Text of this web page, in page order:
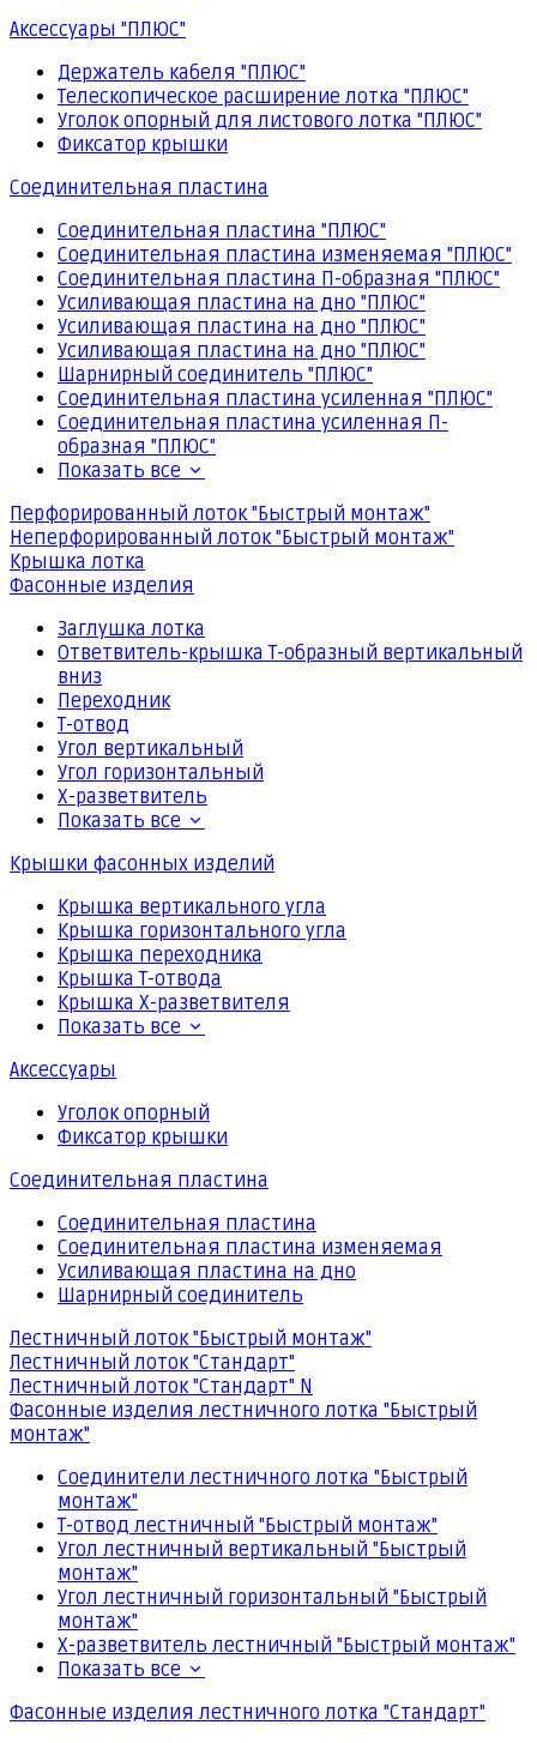
Аксессуары "ПЛЮС"
Держатель кабеля "ПЛЮС"
Телескопическое расширение лотка "ПЛЮС"
Уголок опорный для листового лотка "ПЛЮС"
Фиксатор крышки
Соединительная пластина
Соединительная пластина "ПЛЮС"
Соединительная пластина изменяемая "ПЛЮС"
Соединительная пластина П-образная "ПЛЮС"
Усиливающая пластина на дно "ПЛЮС"
Усиливающая пластина на дно "ПЛЮС"
Усиливающая пластина на дно "ПЛЮС"
Шарнирный соединитель "ПЛЮС"
Соединительная пластина усиленная "ПЛЮС"
Соединительная пластина усиленная П-
образная "ПЛЮС"
Показать все
Перфорированный лоток "Быстрый монтаж"
Неперфорированный лоток "Быстрый монтаж"
Крышка лотка
Фасонные изделия
Заглушка лотка
Ответвитель-крышка Т-образный вертикальный
вниз
Переходник
Т-отвод
Угол вертикальный
Угол горизонтальный
Х-разветвитель
Показать все
Крышки фасонных изделий
Крышка вертикального угла
Крышка горизонтального угла
Крышка переходника
Крышка Т-отвода
Крышка Х-разветвителя
Показать все
Аксессуары
Уголок опорный
Фиксатор крышки
Соединительная пластина
Соединительная пластина
Соединительная пластина изменяемая
Усиливающая пластина на дно
Шарнирный соединитель
Лестничный лоток "Быстрый монтаж"
Лестничный лоток "Стандарт"
Лестничный лоток "Стандарт" N
Фасонные изделия лестничного лотка "Быстрый
монтаж"
Соединители лестничного лотка "Быстрый
монтаж"
Т-отвод лестничный "Быстрый монтаж"
Угол лестничный вертикальный "Быстрый
монтаж"
Угол лестничный горизонтальный "Быстрый
монтаж"
Х-разветвитель лестничный "Быстрый монтаж"
Показать все
Фасонные изделия лестничного лотка "Стандарт"